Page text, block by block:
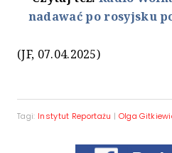
nadawać po rosyjsku
(JF, 07.04.2025)
Tagi: Instytut Reportażu | Olga